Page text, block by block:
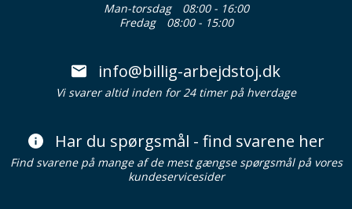
Man-torsdag
08:00 - 16:00
Fredag
08:00 - 15:00
info@billig-arbejdstoj.dk
Vi svarer altid inden for 24 timer på hverdage
Har du spørgsmål - find svarene her
Find svarene på mange af de mest gængse spørgsmål på vores
kundeservicesider